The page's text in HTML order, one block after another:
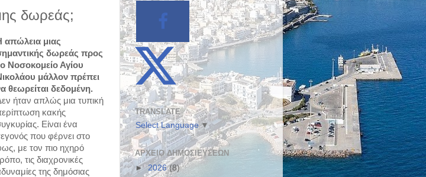
δωρεάς​;
απώλεια μιας
δωρεάς προς
Νοσοκομείο Αγίου
​μάλλον πρέπει
θεωρείται δεδομένη.
​ήταν απλώς μια τυπική
​κακής
Είναι ένα
που φέρνει στο
με τον πιο ηχηρό
τις διαχρονικές
της δημόσιας
TRANSLATE
Select Language ▼
ΑΡΧΕΊΟ ΔΗΜΟΣΙΕΎΣΕΩΝ
►2026(8)